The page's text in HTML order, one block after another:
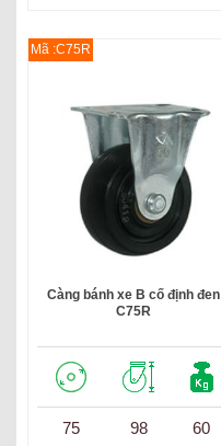
Mã :C75R
Càng bánh xe B cố định đen
C75R
75 98 60